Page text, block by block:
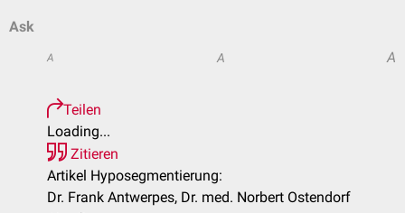
Ask
A A A
Teilen
Loading...
Zitieren
Artikel Hyposegmentierung:
Dr. Frank Antwerpes, Dr. med. Norbert Ostendorf